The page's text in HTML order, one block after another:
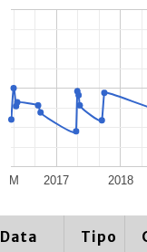
2017 2018
M
Data Tipo